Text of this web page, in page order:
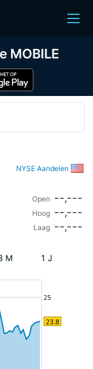
NYSE Aandelen
Open --,---
Hoog --,---
Laag --,---
M 1 J
MOBILE